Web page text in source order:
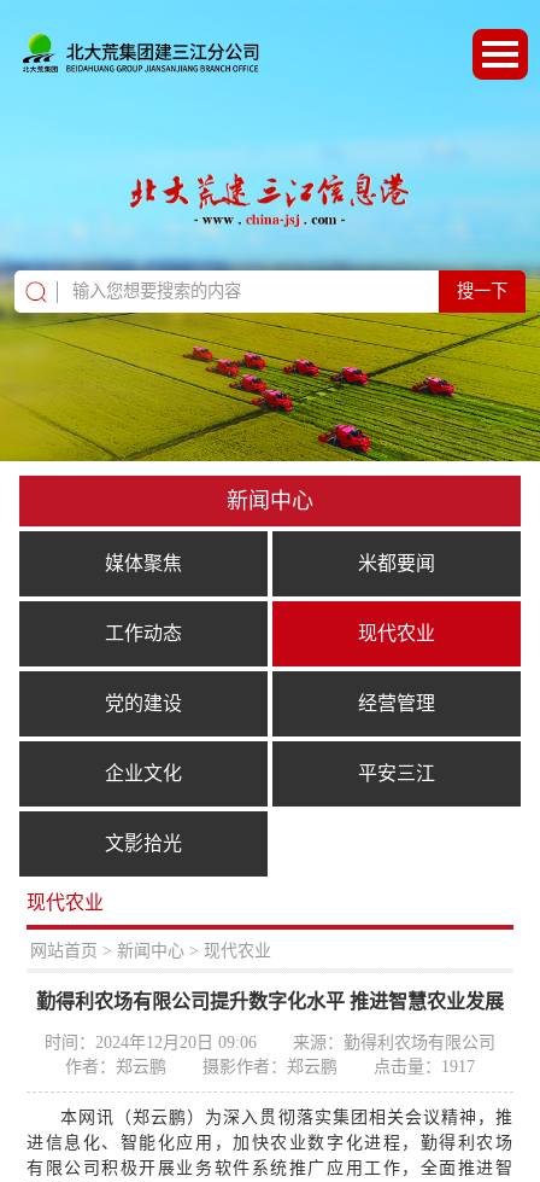
搜一下
新闻中心
媒体聚焦 米都要闻
工作动态 现代农业
党的建设 经营管理
企业文化 平安三江
文影拾光
现代农业
网站首页 > 新闻中心 > 现代农业
勤得利农场有限公司提升数字化水平 推进智慧农业发展
时间：2024年12月20日 09:06
来源：勤得利农场有限公司
作者：郑云鹏
摄影作者：郑云鹏 点击量： 1917
本网讯（郑云鹏）为深入贯彻落实集团相关会议精神，推
进信息化、智能化应用，加快农业数字化进程，勤得利农场
有限公司积极开展业务软件系统推广应用工作，全面推进智